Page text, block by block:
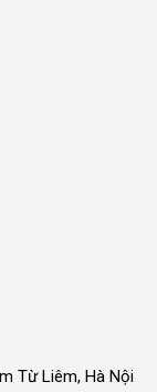
Từ Liêm, Hà Nội